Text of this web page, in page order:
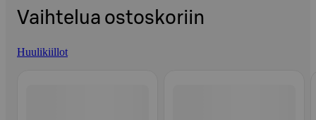
Vaihtelua ostoskoriin
Huulikiillot